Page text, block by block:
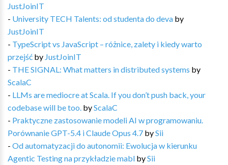
JustJoinIT
- University TECH Talents: od studenta do deva by
JustJoinIT
- TypeScript vs JavaScript – różnice, zalety i kiedy warto
przejść by JustJoinIT
- THE SIGNAL: What matters in distributed systems by
ScalaC
- LLMs are mediocre at Scala. If you don’t push back, your
codebase will be too. byScalaC
- Praktyczne zastosowanie modeli AI w programowaniu.
Porównanie GPT-5.4 i Claude Opus 4.7 bySii
- Od automatyzacji do autonomii: Ewolucja w kierunku
Agentic Testing na przykładzie mabl bySii